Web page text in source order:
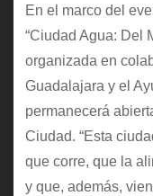
En el marco del
“Ciudad Agua: Del
organizada en
Guadalajara y el
permanecerá
Ciudad. “Esta
que corre, que la
y que, además,